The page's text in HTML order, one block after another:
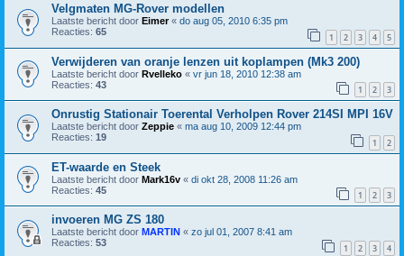
Velgmaten MG-Rover modellen
Laatste bericht door Eimer« do aug 05, 2010 6:35 pm
Reacties: 65 1 2 3 4 5
Verwijderen van oranje lenzen uit koplampen (Mk3 200)
Laatste bericht door Rvelleko « vr jun 18, 2010 12:38 am
Reacties: 43 1 2 3
Onrustig Stationair Toerental Verholpen Rover 214SI MPI 16V
Laatste bericht door Zeppie « ma aug 10, 2009 12:44 pm
Reacties: 19 1 2
ET-waarde en Steek
Laatste bericht door Mark16v « di okt 28, 2008 11:26 am
Reacties: 45 1 2 3
invoeren MG ZS 180
Laatste bericht door MARTIN « zo jul 01, 2007 8:41 am
Reacties: 53 1 2 3 4